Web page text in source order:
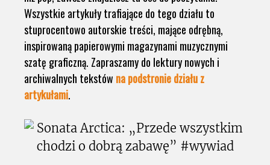
Wszystkie artykuły trafiające do tego działu to
stuprocentowo autorskie treści, mające odrębną,
inspirowaną papierowymi magazynami muzycznymi
szatę graficzną. Zapraszamy do lektury nowych i
archiwalnych tekstów na podstronie działu z
artykułami.